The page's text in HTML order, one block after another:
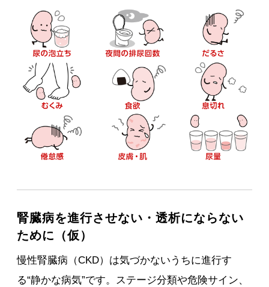
腎臓病を進行させない・透析にならない
ために（仮）
慢性腎臓病（CKD）は気づかないうちに進行す
る“静かな病気”です。ステージ分類や危険サイン、